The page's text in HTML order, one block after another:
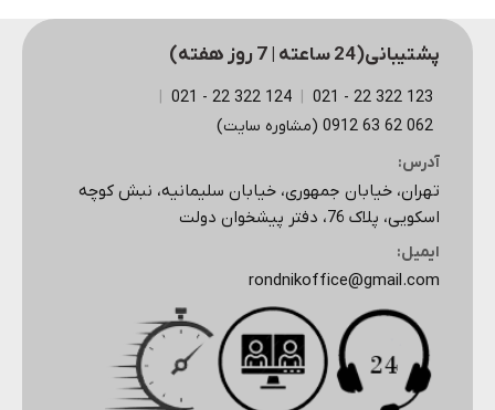
بود.
است.
پشتیبانی(24 ساعته | 7 روز هفته)
123 322 22 - 021
124 322 22 - 021
062 62 63 0912 (مشاوره سایت)
آدرس:
تهران، خیابان جمهوری، خیابان سلیمانیه، نبش کوچه
اسکویی، پلاک 76، دفتر پیشخوان دولت
ایمیل:
rondnikoffice@gmail.com